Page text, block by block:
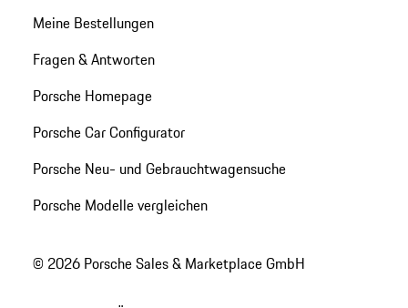
Meine Bestellungen
Fragen & Antworten
Porsche Homepage
Porsche Car Configurator
Porsche Neu- und Gebrauchtwagensuche
Porsche Modelle vergleichen
© 2026 Porsche Sales & Marketplace GmbH